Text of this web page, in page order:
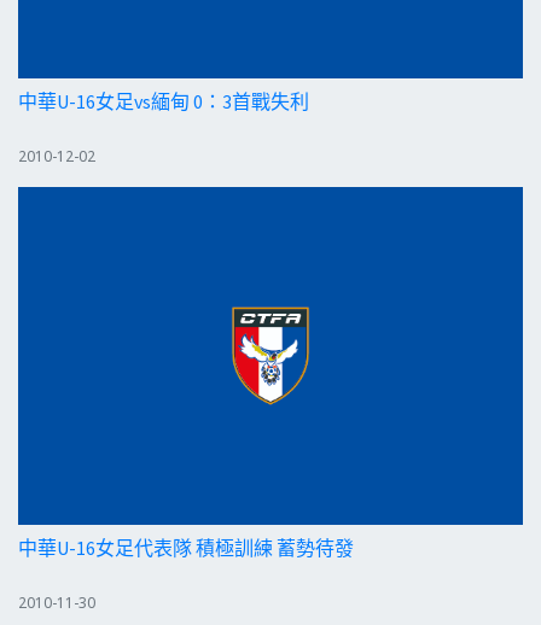
中華U-16女足vs緬甸 0：3首戰失利
2010-12-02
中華U-16女足代表隊 積極訓練 蓄勢待發
2010-11-30